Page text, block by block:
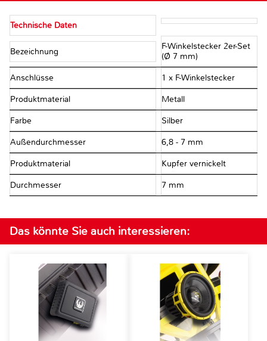
Technische Daten
Bezeichnung
F-Winkelstecker 2er-Set
(Ø 7 mm)
Anschlüsse 1 x F-Winkelstecker
Produktmaterial Metall
Farbe Silber
Außendurchmesser 6,8 - 7 mm
Produktmaterial Kupfer vernickelt
Durchmesser 7 mm
Das könnte Sie auch interessieren: